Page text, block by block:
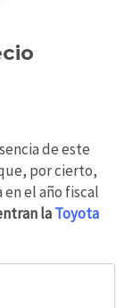
de este
por cierto,
el año fiscal
laToyota